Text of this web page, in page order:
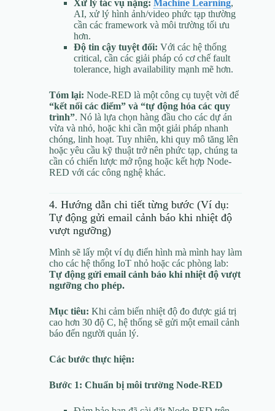
Xử lý tác vụ nặng: Machine Learning,
AI, xử lý hình ảnh/video phức tạp thường
cần các framework và môi trường tối ưu
hơn.
Độ tin cậy tuyệt đối: Với các hệ thống
critical, cần các giải pháp có cơ chế fault
tolerance, high availability mạnh mẽ hơn.
Tóm lại: Node-RED là một công cụ tuyệt vời để
“kết nối các điểm” và “tự động hóa các quy
trình”. Nó là lựa chọn hàng đầu cho các dự án
vừa và nhỏ, hoặc khi cần một giải pháp nhanh
chóng, linh hoạt. Tuy nhiên, khi quy mô tăng lên
hoặc yêu cầu kỹ thuật trở nên phức tạp, chúng ta
cần có chiến lược mở rộng hoặc kết hợp Node-
RED với các công nghệ khác.
4. Hướng dẫn chi tiết từng bước (Ví dụ:
Tự động gửi email cảnh báo khi nhiệt độ
vượt ngưỡng)
Mình sẽ lấy một ví dụ điển hình mà mình hay làm
cho các hệ thống IoT nhỏ hoặc các phòng lab:
Tự động gửi email cảnh báo khi nhiệt độ vượt
ngưỡng cho phép.
Mục tiêu: Khi cảm biến nhiệt độ đo được giá trị
cao hơn 30 độ C, hệ thống sẽ gửi một email cảnh
báo đến người quản lý.
Các bước thực hiện:
Bước 1: Chuẩn bị môi trường Node-RED